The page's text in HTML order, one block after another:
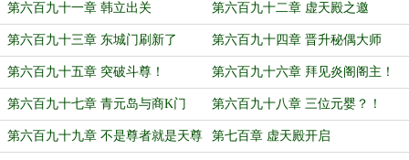
第六百九十一章 韩立出关 第六百九十二章 虚天殿之邀
第六百九十三章 东城门刷新了
Npc？
第六百九十四章 晋升秘偶大师
第六百九十五章 突破斗尊！ 第六百九十六章 拜见炎阁阁主！
第六百九十七章 青元岛与商K门 第六百九十八章 三位元婴？！
第六百九十九章 不是尊者就是天尊 第七百章 虚天殿开启